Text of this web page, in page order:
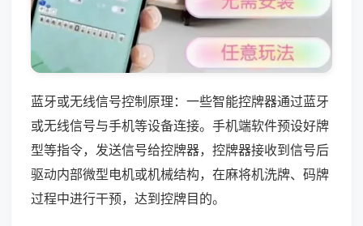
蓝牙或无线信号控制原理：一些智能控牌器通过蓝牙
或无线信号与手机等设备连接。手机端软件预设好牌
型等指令，发送信号给控牌器，控牌器接收到信号后
驱动内部微型电机或机械结构，在麻将机洗牌、码牌
过程中进行干预，达到控牌目的。